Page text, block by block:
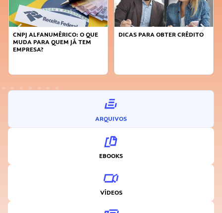
CNPJ ALFANUMÉRICO: O QUE
MUDA PARA QUEM JÁ TEM
EMPRESA?
DICAS PARA OBTER CRÉDITO
ARQUIVOS
EBOOKS
VÍDEOS